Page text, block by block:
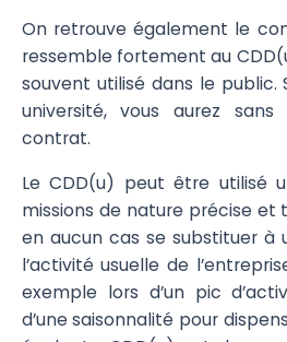
On retrouve également le
ressemble fortement au
souvent utilisé dans le public.
université, vous aurez
contrat.
Le CDD(u) peut être utilisé
missions de nature précise
en aucun cas se substituer à
l’activité usuelle de
exemple lors d’un pic
d’une saisonnalité pour